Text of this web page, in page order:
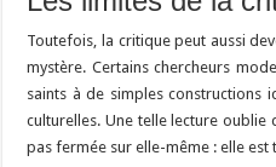
Toutefois, la critique peut aussi
mystère. Certains chercheurs
saints à de simples constructions
culturelles. Une telle lecture oublie
pas fermée sur elle-même : elle est